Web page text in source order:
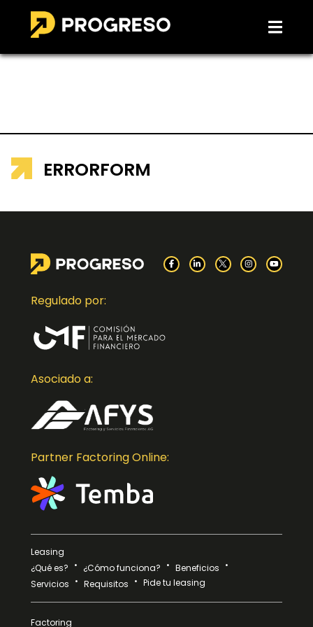
ERRORFORM
Regulado por:
Asociado a:
Partner Factoring Online:
Leasing
¿Qué es?
¿Cómo funciona?
Beneficios
Servicios
Requisitos Pide tu leasing
Factoring